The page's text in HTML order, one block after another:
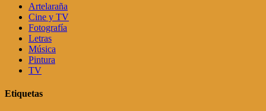
Artelaraña
Cine y TV
Fotografía
Letras
Música
Pintura
TV
Etiquetas